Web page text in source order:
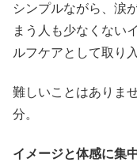
シンプルながら、涙
まう人も少なくない
ルフケアとして取り
難しいことはありま
分。
イメージと体感に集